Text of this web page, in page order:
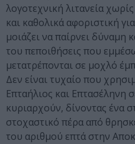
λογοτεχνική λιτανεία
και καθολικά αφοριστική
μοιάζει να παίρνει δύναμη
του πεποιθήσεις που
μετατρέπονται σε μοχλό
Δεν είναι τυχαίο που
Επταήλιος και Επτασέληνη
κυριαρχούν, δίνοντας ένα
στοχαστικό πέρα από
του αριθμού επτά στην